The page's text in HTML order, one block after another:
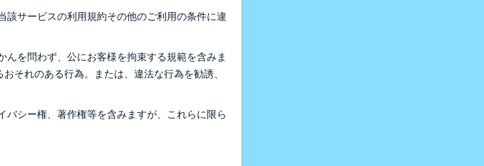
該サービスの利用規約その他のご利用の条件に違
を問わず、公にお客様を拘束する規範を含みま
それのある行為。または、違法な行為を勧誘、
シー権、著作権等を含みますが、これらに限ら